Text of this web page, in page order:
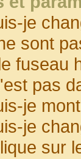
je
sont
fuseau
pas
je
je
sur